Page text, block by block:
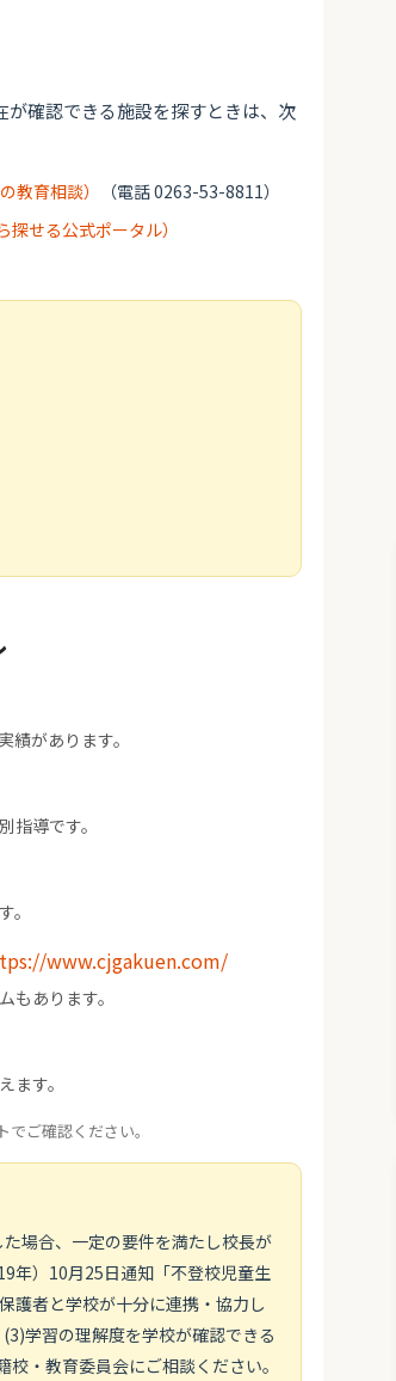
確認できる施設を探すときは、次
教育相談）
（電話 0263-53-8811）
せる公式ポータル）
があります。
導です。
www.cjgakuen.com/
あります。
す。
ご確認ください。
場合、一定の要件を満たし校長が
年）10月25日通知「不登校児童生
護者と学校が十分に連携・協力し
学習の理解度を学校が確認できる
・教育委員会にご相談ください。